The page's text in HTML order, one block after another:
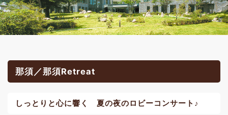
那須／那須Retreat
しっとりと心に響く 夏の夜のロビーコンサート♪